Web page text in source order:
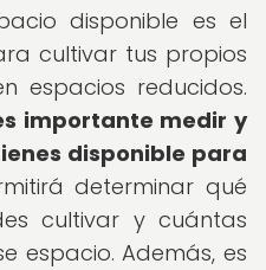
disponible es el
cultivar tus propios
espacios reducidos.
importante medir y
disponible para
determinar qué
cultivar y cuántas
espacio. Además, es